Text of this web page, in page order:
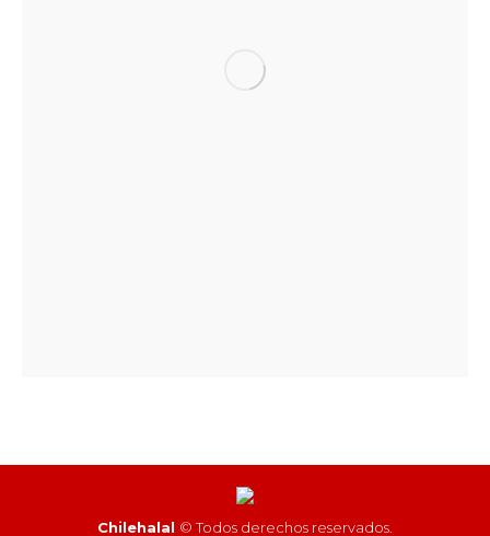
Chilehalal © Todos derechos reservados.